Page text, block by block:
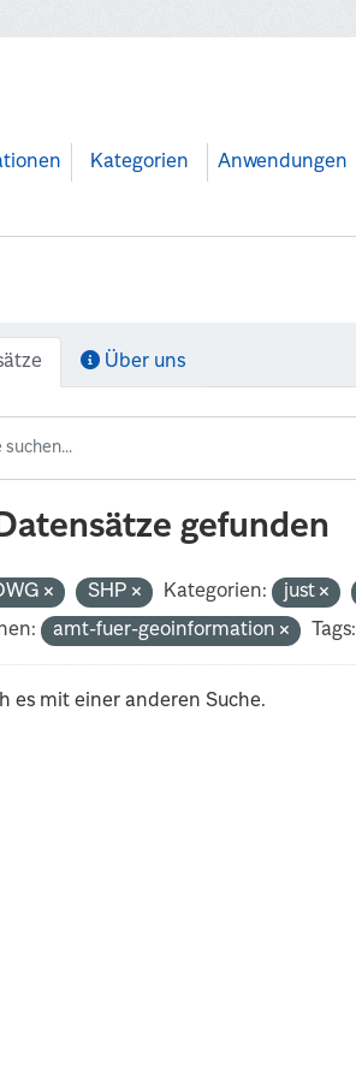
Kategorien Anwendungen
Über uns
gefunden
SHP Kategorien: just
amt-fuer-geoinformation Tags:
es mit einer anderen Suche.